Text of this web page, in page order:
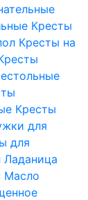
Кресты
Кресты на
Кресты
для
для
Ладаница
Масло